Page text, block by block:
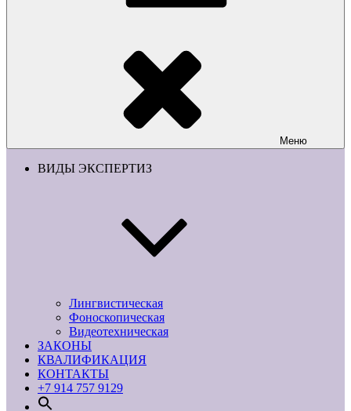
Меню
ВИДЫ ЭКСПЕРТИЗ
Лингвистическая
Фоноскопическая
Видеотехническая
ЗАКОНЫ
КВАЛИФИКАЦИЯ
КОНТАКТЫ
+7 914 757 9129